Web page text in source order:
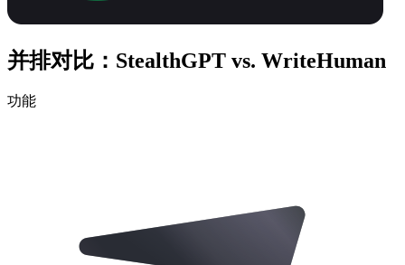
并排对比：StealthGPT vs. WriteHuman
功能